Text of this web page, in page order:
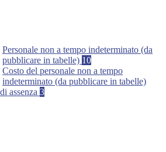
Personale non a tempo indeterminato (da
pubblicare in tabelle) 10
Costo del personale non a tempo
indeterminato (da pubblicare in tabelle)
assenza 3